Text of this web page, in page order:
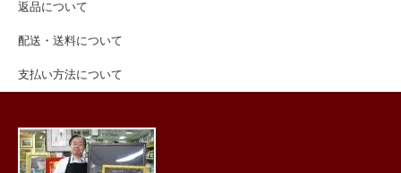
返品について
配送・送料について
支払い方法について